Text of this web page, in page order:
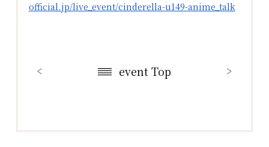
official.jp/live_event/cinderella-u149-anime_talk
event Top